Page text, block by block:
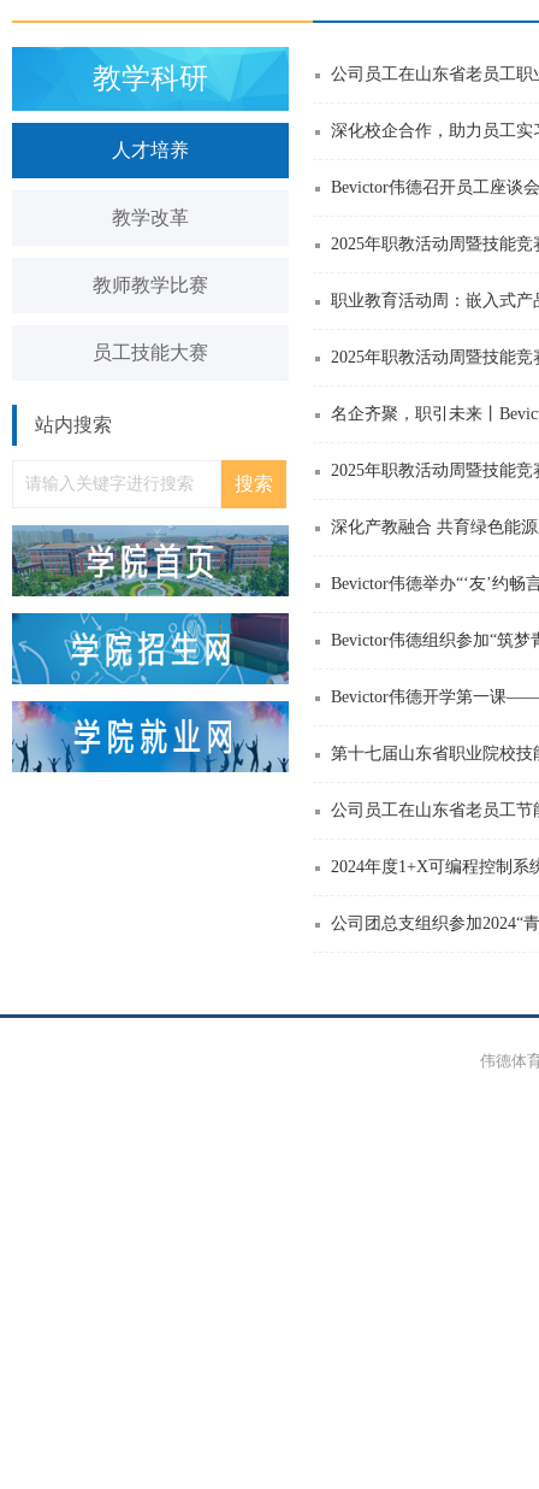
教学科研
人才培养
教学改革
教师教学比赛
员工技能大赛
站内搜索
公司员工在山东省老员工
深化校企合作，助力员工
Bevictor伟德召开员工座谈
2025年职教活动周暨技能
职业教育活动周：嵌入式
2025年职教活动周暨技能
名企齐聚，职引未来丨
2025年职教活动周暨技能
深化产教融合 共育绿色能
Bevictor伟德举办“‘友’约畅
Bevictor伟德组织参加“筑
Bevictor伟德开学第一课
第十七届山东省职业院校技
公司员工在山东省老员工
2024年度1+X可编程控制
公司团总支组织参加2024“
伟德体